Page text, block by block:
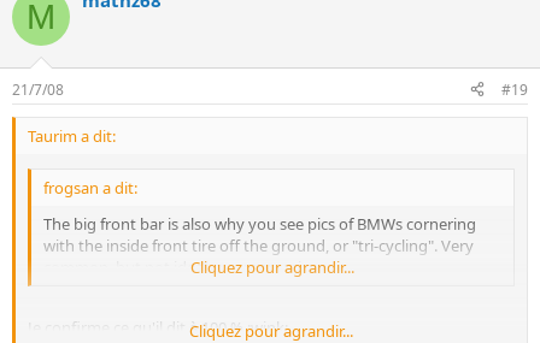
M
21/7/08 #19
Taurim a dit:
frogsan a dit:
The big front bar is also why you see pics of BMWs cornering
with the inside front tire off the ground, or "tri-cycling". Very
common, but not ideal, a compromise.
Cliquez pour agrandir...
Je confirme ce qu'il dit à 100 % :wink:
Cliquez pour agrandir...